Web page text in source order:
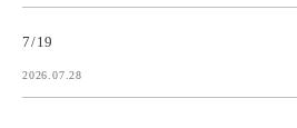
7/19
2026.07.28